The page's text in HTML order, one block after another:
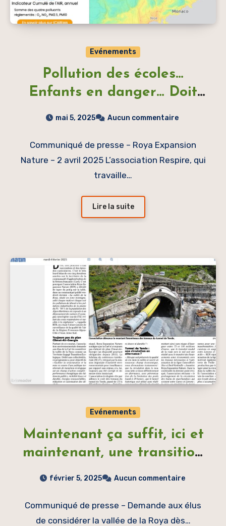
Evénements
Pollution des écoles…
Enfants en danger… Doit
on investir pour le train ou
mai 5, 2025 Aucun commentaire
Communiqué de presse – Roya Expansion
Nature – 2 avril 2025 L’association Respire, qui
travaille…
Lire la suite
Evénements
Maintenant ça suffit, ici et
maintenant, une transition
écologique s’impose sans
février 5, 2025 Aucun commentaire
Communiqué de presse – Demande aux élus
de considérer la vallée de la Roya dès…